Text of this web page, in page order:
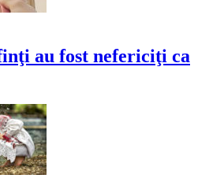
au fost nefericiţi ca